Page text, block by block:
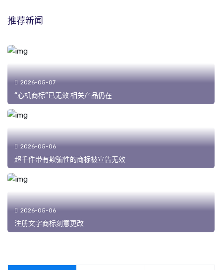
推荐新闻
2026-05-07
“心机商标”已无效 相关产品仍在
2026-05-06
超千件带有欺骗性的商标被宣告无效
2026-05-06
注册文字商标刻意更改